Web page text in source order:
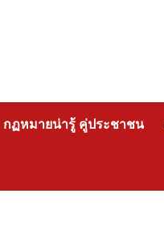
กฏหมายน่ารู้ คู่ประชาชน